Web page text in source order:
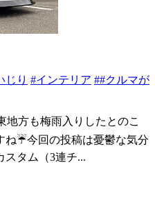
じり #インテリア ##クルマが
地方も梅雨入りしたとのこ
ね☔️今回の投稿は憂鬱な気分
スタム（3連チ...